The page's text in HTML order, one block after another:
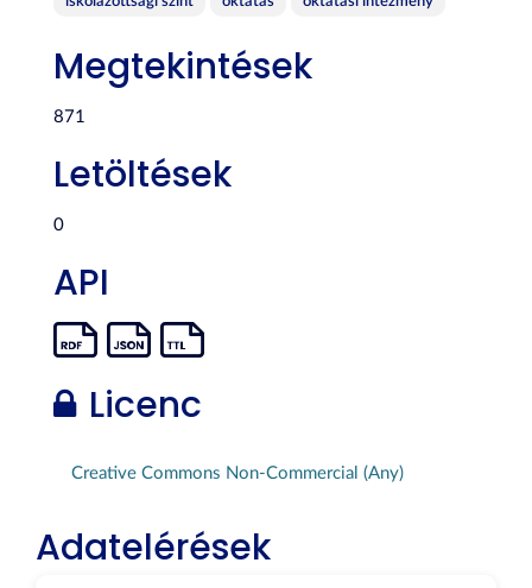
Megtekintések
871
Letöltések
0
API
Licenc
Creative Commons Non-Commercial (Any)
Adatelérések